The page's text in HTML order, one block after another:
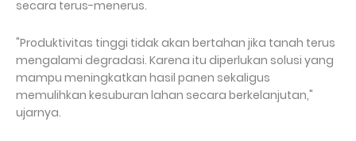
secara terus-menerus.
"Produktivitas tinggi tidak akan bertahan jika tanah terus
mengalami degradasi. Karena itu diperlukan solusi yang
mampu meningkatkan hasil panen sekaligus
memulihkan kesuburan lahan secara berkelanjutan,"
ujarnya.